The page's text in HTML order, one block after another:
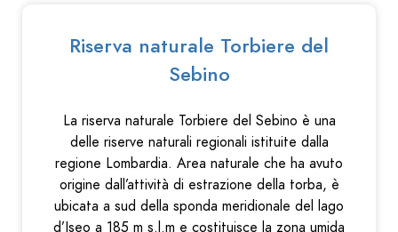
Riserva naturale Torbiere del
Sebino
La riserva naturale Torbiere del Sebino è una
delle riserve naturali regionali istituite dalla
regione Lombardia. Area naturale che ha avuto
origine dall’attività di estrazione della torba, è
ubicata a sud della sponda meridionale del lago
d’Iseo a 185 m s.l.m e costituisce la zona umida